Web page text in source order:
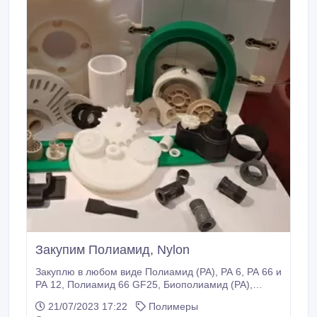
ПЭЭК от компании «Victrex» из Великобритании,
Полифенилен Сульфид, ПолиЭфирСульфон,
ПолиФениленСульфон, ПолиСульфон,
ПолиФениленСульфон, HMWPE/ВМПЭ
высокомолекулярный полиэтилен INKULEN PE.
Закупим Полиамид, Nylon
Закуплю в любом виде Полиамид (PA), PA 6, PA 66 и
PA 12, Полиамид 66 GF25, Биополиамид (PA),
Полифениленсульфид (PPS), Теплопроводящий
21/07/2023 17:22
Полимеры